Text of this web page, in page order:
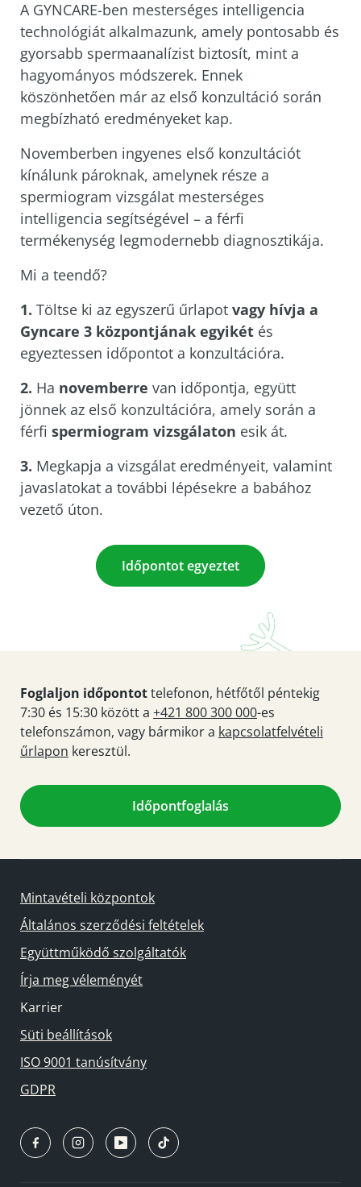
A GYNCARE-ben mesterséges intelligencia
technológiát alkalmazunk, amely pontosabb és
gyorsabb spermaanalízist biztosít, mint a
hagyományos módszerek. Ennek
köszönhetően már az első konzultáció során
megbízható eredményeket kap.
Novemberben ingyenes első konzultációt
kínálunk pároknak, amelynek része a
spermiogram vizsgálat mesterséges
intelligencia segítségével – a férfi
termékenység legmodernebb diagnosztikája.
Mi a teendő?
1. Töltse ki az egyszerű űrlapot vagy hívja a
Gyncare 3 központjának egyikét és
egyeztessen időpontot a konzultációra.
2. Ha novemberre van időpontja, együtt
jönnek az első konzultációra, amely során a
férfi spermiogram vizsgálaton esik át.
3. Megkapja a vizsgálat eredményeit, valamint
javaslatokat a további lépésekre a babához
vezető úton.
Időpontot egyeztet
Foglaljon időpontottelefonon, hétfőtől péntekig
7:30 és 15:30 között a +421 800 300 000-es
telefonszámon, vagy bármikor a kapcsolatfelvételi
űrlapon keresztül.
Időpontfoglalás
Mintavételi központok
Általános szerződési feltételek
Együttműködő szolgáltatók
Írja meg véleményét
Karrier
Süti beállítások
ISO 9001 tanúsítvány
GDPR